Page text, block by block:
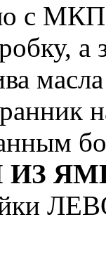
с
ИЗ